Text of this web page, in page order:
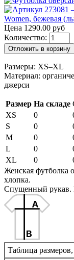
Цена 1290.00 руб
Количество:
Отложить в корзину
Размеры: XS–XL
Материал:
джерси
Размер На складе
XS
0
S
0
M
0
L
0
XL
0
Женская футболка
хлопка.
Спущенный рукав.
Таблица